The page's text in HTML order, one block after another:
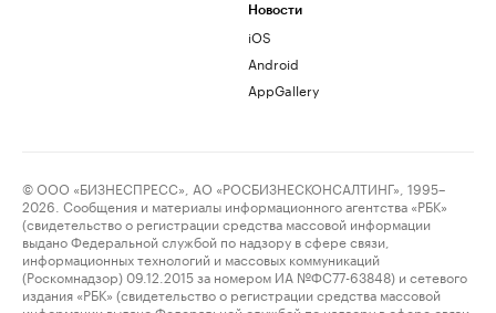
Новости
iOS
Android
AppGallery
© ООО «БИЗНЕСПРЕСС», АО «РОСБИЗНЕСКОНСАЛТИНГ», 1995–
2026. Сообщения и материалы информационного агентства «РБК»
(свидетельство о регистрации средства массовой информации
выдано Федеральной службой по надзору в сфере связи,
информационных технологий и массовых коммуникаций
(Роскомнадзор) 09.12.2015 за номером ИА №ФС77-63848) и сетевого
издания «РБК» (свидетельство о регистрации средства массовой